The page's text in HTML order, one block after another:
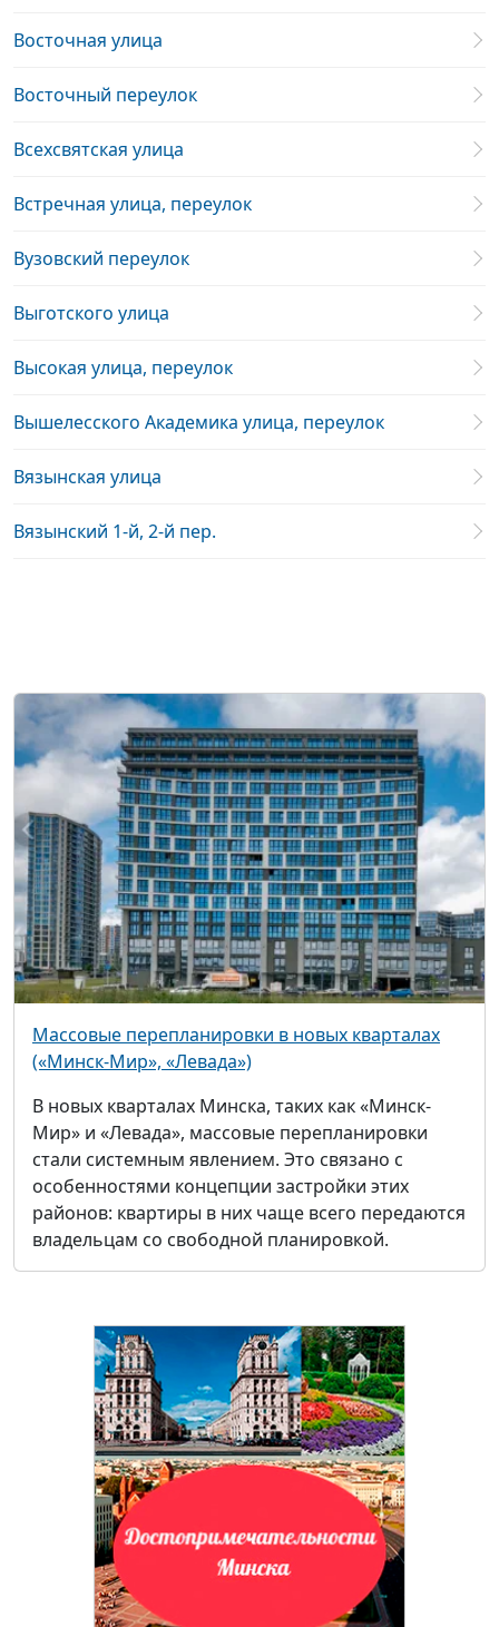
Восточная улица
Восточный переулок
Всехсвятская улица
Встречная улица, переулок
Вузовский переулок
Выготского улица
Высокая улица, переулок
Вышелесского Академика улица, переулок
Вязынская улица
Вязынский 1-й, 2-й пер.
Массовые перепланировки в новых кварталах
(«Минск-Мир», «Левада»)
В новых кварталах Минска, таких как «Минск-
Мир» и «Левада», массовые перепланировки
стали системным явлением. Это связано с
особенностями концепции застройки этих
районов: квартиры в них чаще всего передаются
владельцам со свободной планировкой.